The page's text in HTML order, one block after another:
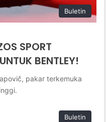
Buletin
SPORT
BENTLEY!
pakar terkemuka
Buletin